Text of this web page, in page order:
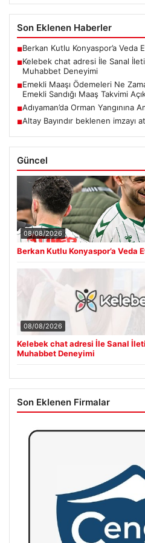
Son Eklenen Haberler
■Berkan Kutlu Konyaspor’a Veda
■Kelebek chat adresi İle Sanal
Muhabbet Deneyimi
■Emekli Maaşı Ödemeleri Ne
Emekli Sandığı Maaş Takvimi
■Adıyaman’da Orman Yangınına
■Altay Bayındır beklenen imzayı
Güncel
08/08/2026
Berkan Kutlu Konyaspor’a Veda
08/08/2026
Kelebek chat adresi İle Sanal
Muhabbet Deneyimi
Son Eklenen Firmalar